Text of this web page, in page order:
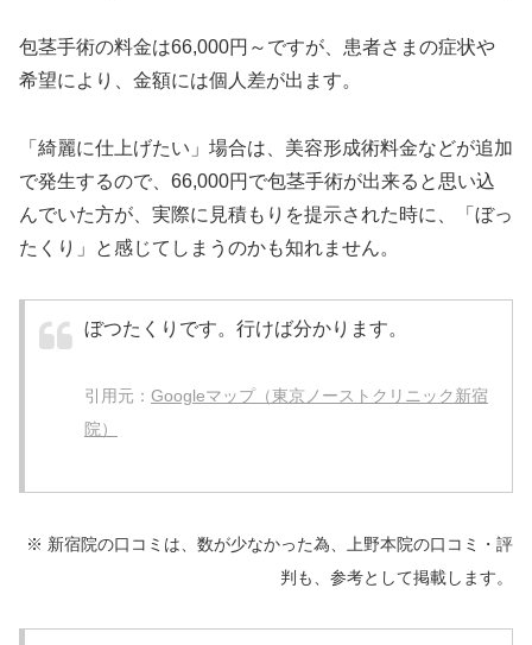
包茎手術の料金は66,000円～ですが、患者さまの症状や
希望により、金額には個人差が出ます。
「綺麗に仕上げたい」場合は、美容形成術料金などが追加
で発生するので、66,000円で包茎手術が出来ると思い込
んでいた方が、実際に見積もりを提示された時に、「ぼっ
たくり」と感じてしまうのかも知れません。
ぼつたくりです。行けば分かります。
引用元： Googleマップ（東京ノーストクリニック新宿
院）
※ 新宿院の口コミは、数が少なかった為、上野本院の口コミ・評
判も、参考として掲載します。